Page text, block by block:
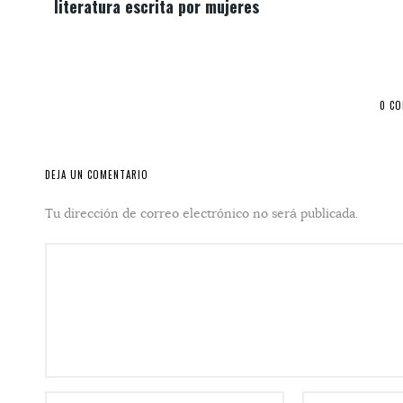
literatura escrita por mujeres
0
DEJA UN COMENTARIO
Tu dirección de correo electrónico no será publicada.